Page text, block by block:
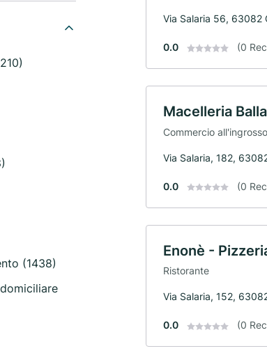
(1438)
Via Salaria 56, 63082
0.0 (0
Macelleria
Commercio
Via Salaria, 182,
0.0 (0
Enonè -
Ristorante
Via Salaria, 152,
0.0 (0